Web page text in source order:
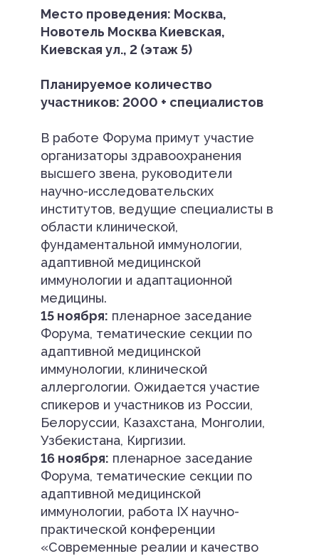
Место проведения: Москва,
Новотель Москва Киевская,
Киевская ул., 2 (этаж 5)
Планируемое количество
участников: 2000 + специалистов
В работе Форума примут участие
организаторы здравоохранения
высшего звена, руководители
научно-исследовательских
институтов, ведущие специалисты в
области клинической,
фундаментальной иммунологии,
адаптивной медицинской
иммунологии и адаптационной
медицины.
15 ноября: пленарное заседание
Форума, тематические секции по
адаптивной медицинской
иммунологии, клинической
аллергологии. Ожидается участие
спикеров и участников из России,
Белоруссии, Казахстана, Монголии,
Узбекистана, Киргизии.
16 ноября: пленарное заседание
Форума, тематические секции по
адаптивной медицинской
иммунологии, работа IX научно-
практической конференции
«Современные реалии и качество